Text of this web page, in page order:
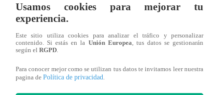
¡Imitadora de Laura Pausini se consagró
ganadora de Yo Soy: Nueva Generación!
Usamos cookies para mejorar tu
experiencia.
Este sitio utiliza cookies para analizar el tráfico y personalizar
contenido. Si estás en la Unión Europea , tus datos se gestionarán
según el RGPD
Para conocer mejor como se utilizan tus datos te invitamos leer nuestra
pagina de Política de privacidad